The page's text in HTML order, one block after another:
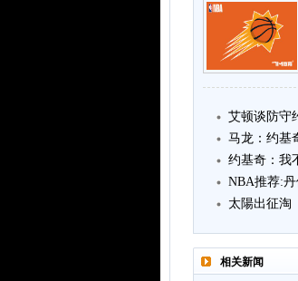
艾顿谈防守
马龙：约基
约基奇：我
NBA推荐:
太陽出征淘
相关新闻